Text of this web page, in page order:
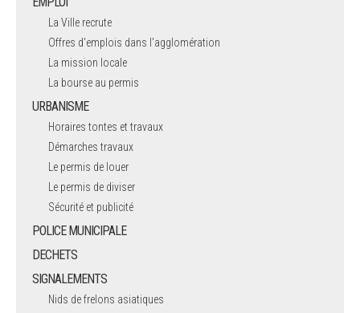
La Ville recrute
Offres d'emplois dans l'agglomération
La mission locale
La bourse au permis
URBANISME
Horaires tontes et travaux
Démarches travaux
Le permis de louer
Le permis de diviser
Sécurité et publicité
POLICE MUNICIPALE
DECHETS
SIGNALEMENTS
Nids de frelons asiatiques